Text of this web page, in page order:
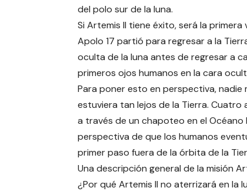
del polo sur de la luna.
Si Artemis II tiene éxito, será la
Apolo 17 partió para regresar a la
oculta de la luna antes de regresar a
primeros ojos humanos en la cara
Para poner esto en perspectiva, nadie
estuviera tan lejos de la Tierra. Cuatro
a través de un chapoteo en el
perspectiva de que los humanos
primer paso fuera de la órbita de la
Una descripción general de la misión
¿Por qué Artemis II no aterrizará en la